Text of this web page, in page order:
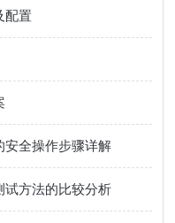
配置
安全操作步骤详解
试方法的比较分析